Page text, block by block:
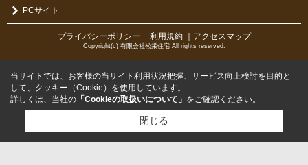
PCサイト
プライバシーポリシー ｜ 利用規約 ｜アクセスマップ
Copyright(c) 有限会社松栄住宅 All rights reserved.
当サイトでは、お客様の当サイト利用状況把握、サービス向上検討を目的と
して、クッキー（Cookie）を使用しています。
詳しくは、当社の 「Cookieの取扱いについて」 をご確認ください。
閉じる